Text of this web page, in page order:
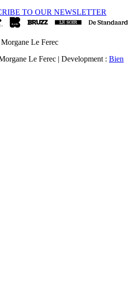
TO OUR NEWSLETTER
Le Ferec
Le Ferec | Development : Bien